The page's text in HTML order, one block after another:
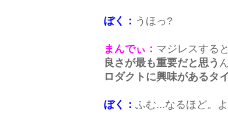
ぼく： うほっ?
まんでぃ： マジレスすると
良さが最も重要だと思う
ロダクトに興味があるタ
ぼく： ふむ...なるほど。